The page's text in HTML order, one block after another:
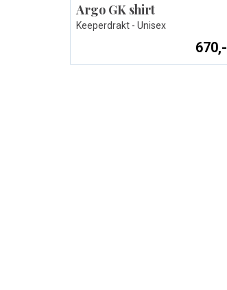
Argo GK shirt
Keeperdrakt - Unisex
670,-